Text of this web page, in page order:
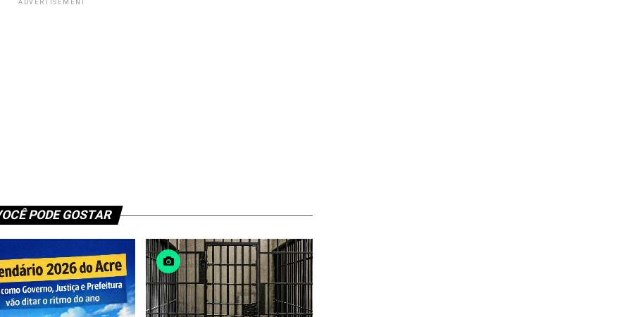
ADVERTISEMENT
PODE GOSTAR